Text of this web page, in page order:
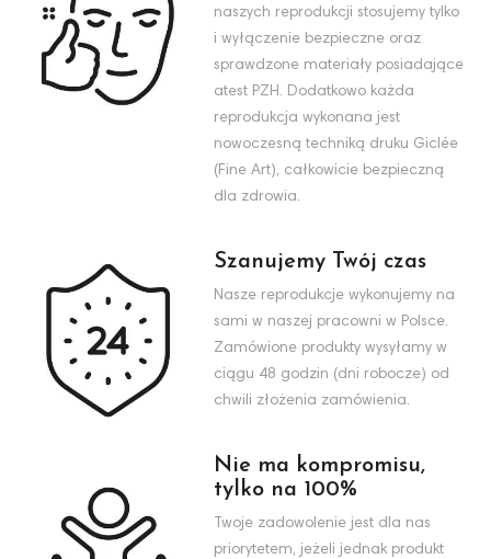
naszych reprodukcji stosujemy tylko
i wyłączenie bezpieczne oraz
sprawdzone materiały posiadające
atest PZH. Dodatkowo każda
reprodukcja wykonana jest
nowoczesną techniką druku Giclée
(Fine Art), całkowicie bezpieczną
dla zdrowia.
Szanujemy Twój czas
Nasze reprodukcje wykonujemy na
sami w naszej pracowni w Polsce.
Zamówione produkty wysyłamy w
ciągu 48 godzin (dni robocze) od
chwili złożenia zamówienia.
Nie ma kompromisu,
tylko na 100%
Twoje zadowolenie jest dla nas
priorytetem, jeżeli jednak produkt